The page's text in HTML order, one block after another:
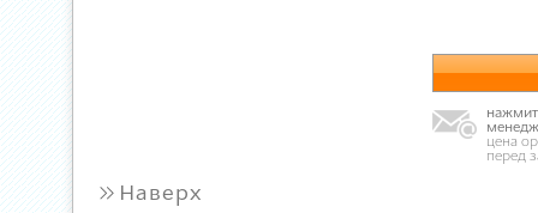
цена
перед
» Наверх